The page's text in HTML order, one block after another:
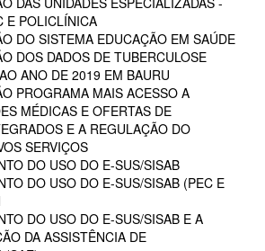
E POLICLÍNICA
DO SISTEMA EDUCAÇÃO EM SAÚDE
DOS DADOS DE TUBERCULOSE
ANO DE 2019 EM BAURU
PROGRAMA MAIS ACESSO A
MÉDICAS E OFERTAS DE
E A REGULAÇÃO DO
SERVIÇOS
DO USO DO E-SUS/SISAB
DO USO DO E-SUS/SISAB (PEC E
DO USO DO E-SUS/SISAB E A
DA ASSISTÊNCIA DE